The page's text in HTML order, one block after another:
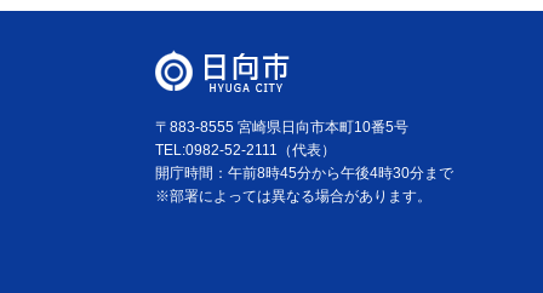
〒883-8555 宮崎県日向市本町10番5号
TEL:0982-52-2111（代表）
開庁時間：午前8時45分から午後4時30分まで
※部署によっては異なる場合があります。